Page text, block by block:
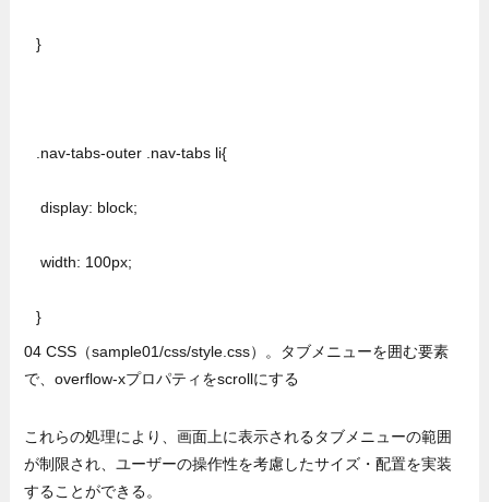
}
.nav-tabs-outer .nav-tabs li{
  display: block;
  width: 100px;
}
04 CSS（sample01/css/style.css）。タブメニューを囲む要素
で、overflow-xプロパティをscrollにする
これらの処理により、画面上に表示されるタブメニューの範囲
が制限され、ユーザーの操作性を考慮したサイズ・配置を実装
することができる。